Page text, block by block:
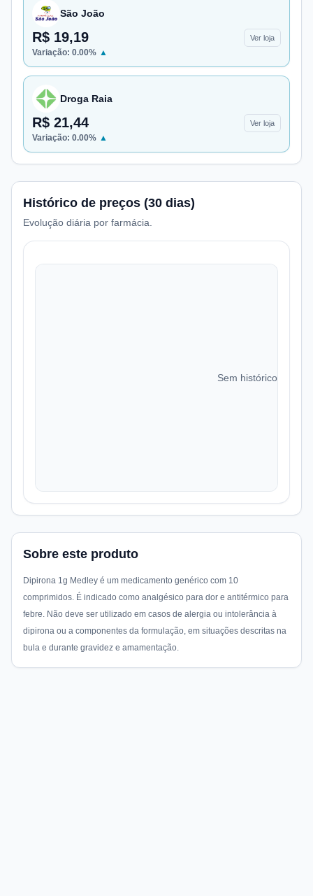
São João
R$ 19,19 Ver loja
Variação: 0.00% ▲
Droga Raia
R$ 21,44 Ver loja
Variação: 0.00% ▲
Histórico de preços (30 dias)
Evolução diária por farmácia.
Sem histórico de
Sobre este produto
Dipirona 1g Medley é um medicamento genérico com 10
comprimidos. É indicado como analgésico para dor e antitérmico para
febre. Não deve ser utilizado em casos de alergia ou intolerância à
dipirona ou a componentes da formulação, em situações descritas na
bula e durante gravidez e amamentação.